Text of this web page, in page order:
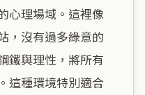
心理場域。這裡像
，沒有過多綠意的
鐵與理性，將所有
這種環境特別適合